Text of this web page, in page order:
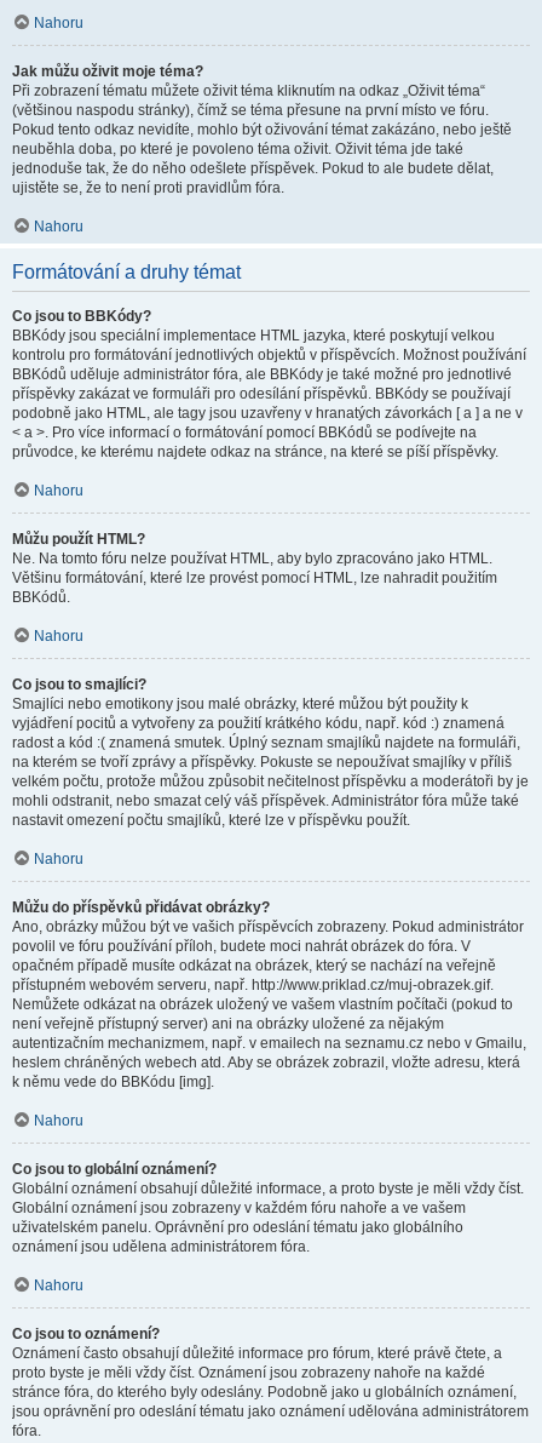
Nahoru
Jak můžu oživit moje téma?
Při zobrazení tématu můžete oživit téma kliknutím na odkaz „Oživit téma“
(většinou naspodu stránky), čímž se téma přesune na první místo ve fóru.
Pokud tento odkaz nevidíte, mohlo být oživování témat zakázáno, nebo ještě
neuběhla doba, po které je povoleno téma oživit. Oživit téma jde také
jednoduše tak, že do něho odešlete příspěvek. Pokud to ale budete dělat,
ujistěte se, že to není proti pravidlům fóra.
Nahoru
Formátování a druhy témat
Co jsou to BBKódy?
BBKódy jsou speciální implementace HTML jazyka, které poskytují velkou
kontrolu pro formátování jednotlivých objektů v příspěvcích. Možnost používání
BBKódů uděluje administrátor fóra, ale BBKódy je také možné pro jednotlivé
příspěvky zakázat ve formuláři pro odesílání příspěvků. BBKódy se používají
podobně jako HTML, ale tagy jsou uzavřeny v hranatých závorkách [ a ] a ne v
< a >. Pro více informací o formátování pomocí BBKódů se podívejte na
průvodce, ke kterému najdete odkaz na stránce, na které se píší příspěvky.
Nahoru
Můžu použít HTML?
Ne. Na tomto fóru nelze používat HTML, aby bylo zpracováno jako HTML.
Většinu formátování, které lze provést pomocí HTML, lze nahradit použitím
BBKódů.
Nahoru
Co jsou to smajlíci?
Smajlíci nebo emotikony jsou malé obrázky, které můžou být použity k
vyjádření pocitů a vytvořeny za použití krátkého kódu, např. kód :) znamená
radost a kód :( znamená smutek. Úplný seznam smajlíků najdete na formuláři,
na kterém se tvoří zprávy a příspěvky. Pokuste se nepoužívat smajlíky v příliš
velkém počtu, protože můžou způsobit nečitelnost příspěvku a moderátoři by je
mohli odstranit, nebo smazat celý váš příspěvek. Administrátor fóra může také
nastavit omezení počtu smajlíků, které lze v příspěvku použít.
Nahoru
Můžu do příspěvků přidávat obrázky?
Ano, obrázky můžou být ve vašich příspěvcích zobrazeny. Pokud administrátor
povolil ve fóru používání příloh, budete moci nahrát obrázek do fóra. V
opačném případě musíte odkázat na obrázek, který se nachází na veřejně
přístupném webovém serveru, např. http://www.priklad.cz/muj-obrazek.gif.
Nemůžete odkázat na obrázek uložený ve vašem vlastním počítači (pokud to
není veřejně přístupný server) ani na obrázky uložené za nějakým
autentizačním mechanizmem, např. v emailech na seznamu.cz nebo v Gmailu,
heslem chráněných webech atd. Aby se obrázek zobrazil, vložte adresu, která
k němu vede do BBKódu [img].
Nahoru
Co jsou to globální oznámení?
Globální oznámení obsahují důležité informace, a proto byste je měli vždy číst.
Globální oznámení jsou zobrazeny v každém fóru nahoře a ve vašem
uživatelském panelu. Oprávnění pro odeslání tématu jako globálního
oznámení jsou udělena administrátorem fóra.
Nahoru
Co jsou to oznámení?
Oznámení často obsahují důležité informace pro fórum, které právě čtete, a
proto byste je měli vždy číst. Oznámení jsou zobrazeny nahoře na každé
stránce fóra, do kterého byly odeslány. Podobně jako u globálních oznámení,
jsou oprávnění pro odeslání tématu jako oznámení udělována administrátorem
fóra.